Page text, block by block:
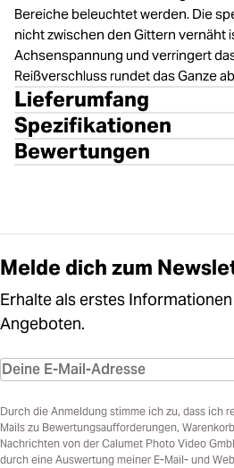
Bereiche beleuchtet werden. Die
nicht zwischen den Gittern vernäht
Achsenspannung und verringert
Reißverschluss rundet das Ganze
Lieferumfang
Spezifikationen
Bewertungen
Melde dich zum
Erhalte als erstes
Angeboten.
Durch die Anmeldung stimme ich zu, dass ich
Mails zu Bewertungsaufforderungen,
Nachrichten von der Calumet Photo Video
durch eine Auswertung meiner E-Mail- und